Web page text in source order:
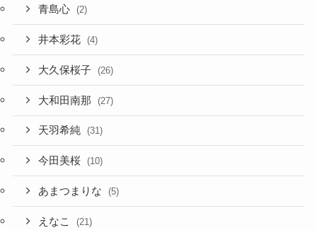
青島心 (2)
井本彩花 (4)
大久保桜子 (26)
大和田南那 (27)
天羽希純 (31)
今田美桜 (10)
あまつまりな (5)
えなこ (21)